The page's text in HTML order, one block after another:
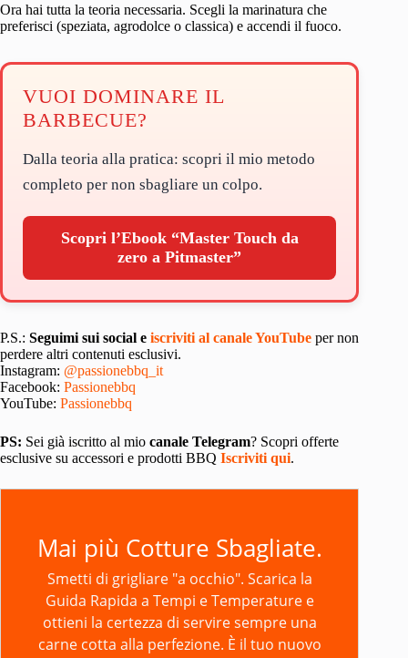
Ora hai tutta la teoria necessaria. Scegli la marinatura che
preferisci (speziata, agrodolce o classica) e accendi il fuoco.
VUOI DOMINARE IL
BARBECUE?
Dalla teoria alla pratica: scopri il mio metodo
completo per non sbagliare un colpo.
Scopri l’Ebook “Master Touch da
zero a Pitmaster”
P.S.: Seguimi sui social e iscriviti al canale YouTube per non
perdere altri contenuti esclusivi.
Instagram: @passionebbq_it
Facebook: Passionebbq
YouTube: Passionebbq
PS: Sei già iscritto al mio canale Telegram? Scopri offerte
esclusive su accessori e prodotti BBQ Iscriviti qui.
Mai più Cotture Sbagliate.
Smetti di grigliare "a occhio". Scarica la
Guida Rapida a Tempi e Temperaturee
ottieni la certezza di servire sempre una
carne cotta alla perfezione. È il tuo nuovo